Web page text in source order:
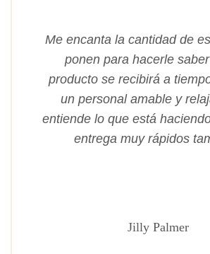
Me encanta la cantidad de
ponen para hacerle
producto se recibirá a
un personal amable y
entiende lo que está
entrega muy rápidos
Jilly Palmer